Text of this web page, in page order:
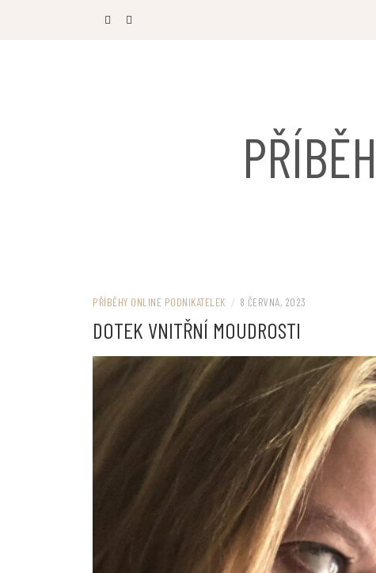
PŘÍBĚHY ONLINE PODNIKATELEK / 8 ČERVNA, 2023
DOTEK VNITŘNÍ MOUDROSTI